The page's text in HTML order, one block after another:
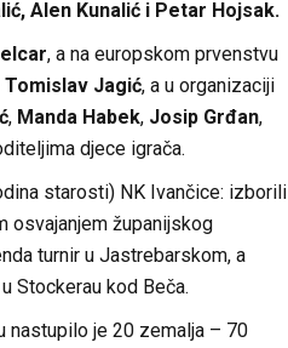
Alen Kunalić i Petar Hojsak.
, a na europskom prvenstvu
Tomislav Jagić, a u organizaciji
, Manda Habek, Josip Grđan,
djece igrača.
starosti) NK Ivančice: izborili
osvajanjem županijskog
turnir u Jastrebarskom, a
Stockerau kod Beča.
nastupilo je 20 zemalja – 70